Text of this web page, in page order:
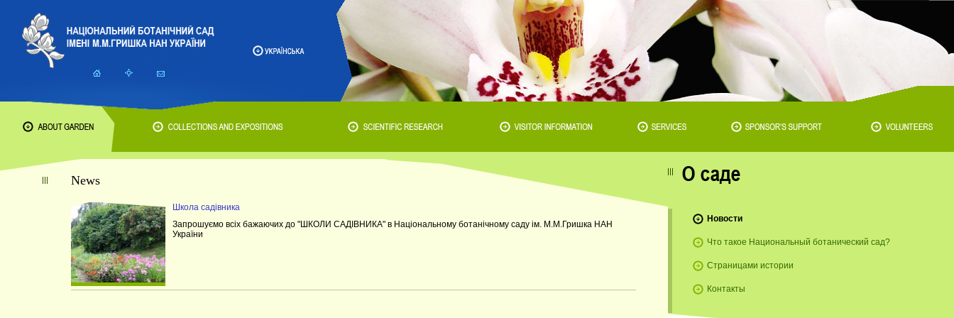
News
Школа садівника
Запрошуємо всіх бажаючих до "ШКОЛИ САДІВНИКА" в Національному ботанічному саду ім. М.М.Гришка НАН
України
Новости
Что такое Национальный ботанический сад?
Страницами истории
Контакты